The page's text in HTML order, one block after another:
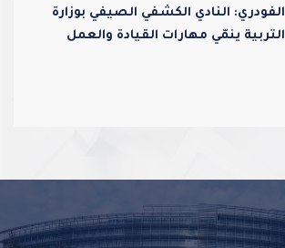
الفودري: النادي الكشفي الصيفي بوزارة
التربية ينمّي مهارات القيادة والعمل